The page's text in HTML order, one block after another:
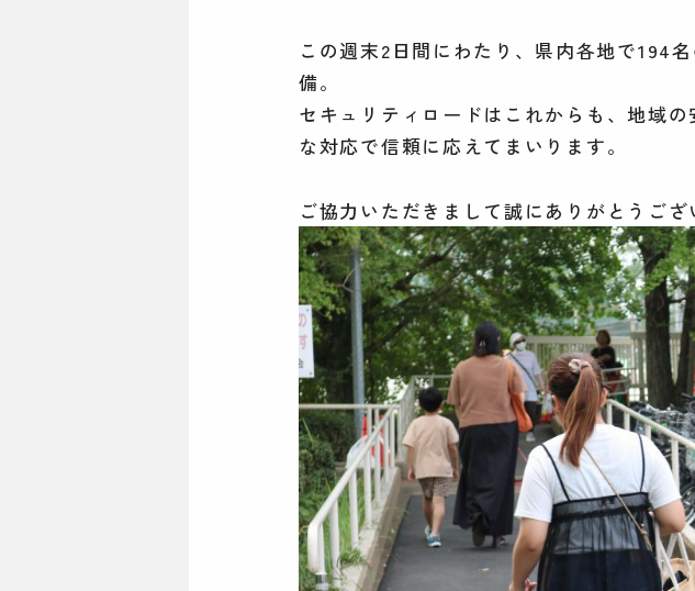
この週末2日間にわたり、県内各地で194
備。
セキュリティロードはこれからも、地域
な対応で信頼に応えてまいります。
ご協力いただきまして誠にありがとうござ